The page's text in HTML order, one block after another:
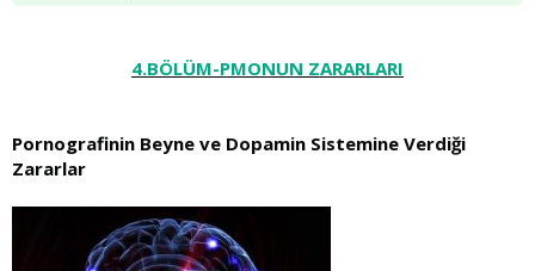
4.BÖLÜM-PMONUN ZARARLARI
Pornografinin Beyne ve Dopamin Sistemine Verdiği
Zararlar